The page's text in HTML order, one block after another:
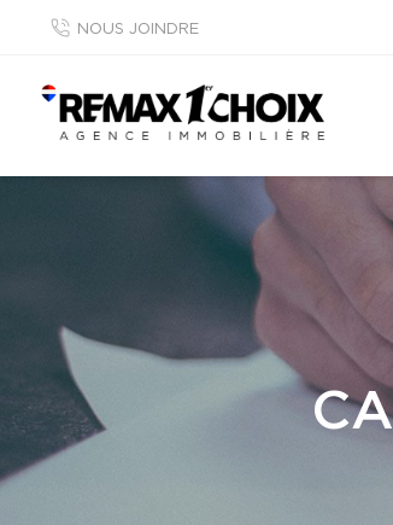
NOUS JOINDRE